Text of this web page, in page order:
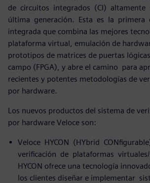
de circuitos integrados (CI) altamente
última generación. Esta es la primera
integrada que combina las mejores
plataforma virtual, emulación de
prototipos de matrices de puertas
campo (FPGA), y abre el camino para
recientes y potentes metodologías de
por hardware.
Los nuevos productos del sistema de
por hardware Veloce son:
Veloce HYCON (HYbrid
verificación de plataformas
HYCON ofrece una tecnología
los clientes diseñar e implementar